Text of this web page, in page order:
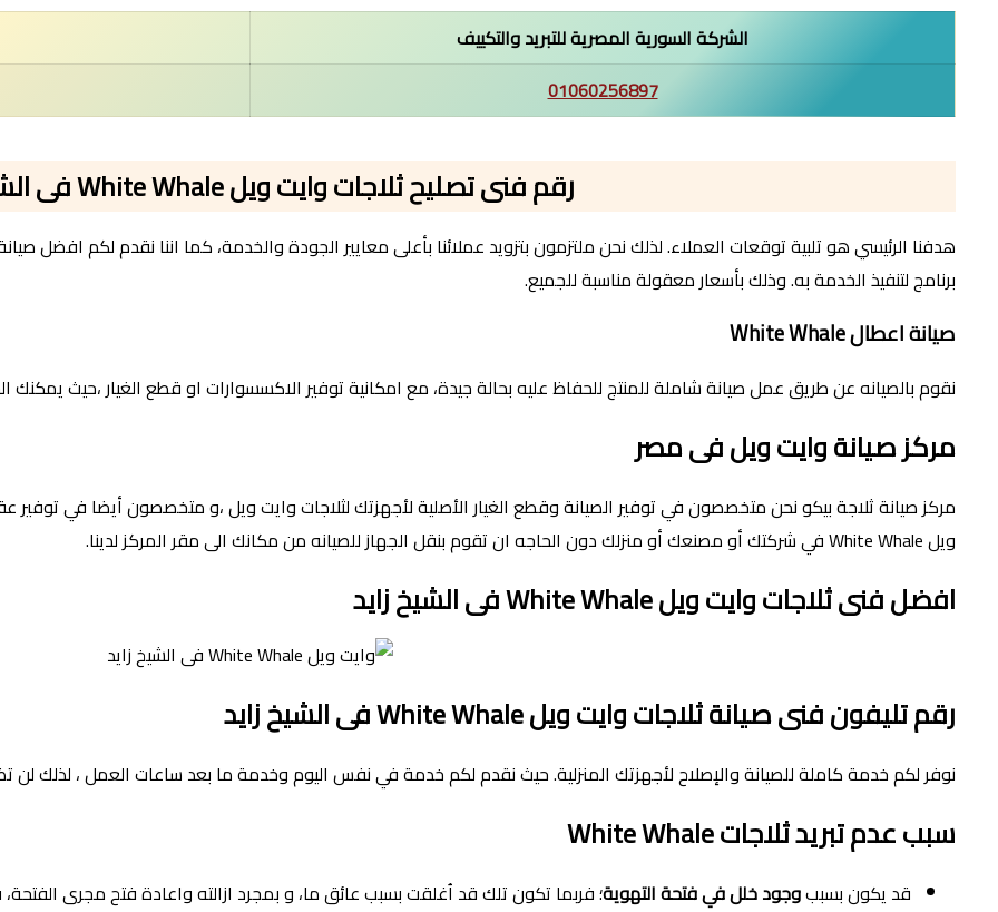
الشركة السورية المصرية للتبريد والتكييف
01060256897
رقم فنى تصليح ثلاجات وايت ويل White Whale فى الشيخ زايد
برنامج لتنفيذ الخدمة به. وذلك بأسعار معقولة مناسبة للجميع.
صيانة اعطال White Whale
نقوم بالصيانه عن طريق عمل صيانة شاملة للمنتج للحفاظ عليه بحالة جيدة، مع امكانية توفير الاكسسوارات او قطع الغيار ،حيث
مركز صيانة وايت ويل فى مصر
مركز صيانة ثلاجة بيكو نحن متخصصون في توفير الصيانة وقطع الغيار الأصلية لأجهزتك لثلاجات وايت ويل ،و متخصصون أيضا في توفير
ويل White Whale في شركتك أو مصنعك أو منزلك دون الحاجه ان تقوم بنقل الجهاز للصيانه من مكانك الى مقر المركز لدينا.
افضل فنى ثلاجات وايت ويل White Whale فى الشيخ زايد
رقم تليفون فنى صيانة ثلاجات وايت ويل White Whale فى الشيخ زايد
نوفر لكم خدمة كاملة للصيانة والإصلاح لأجهزتك المنزلية. حيث نقدم لكم خدمة في نفس اليوم وخدمة ما بعد ساعات العمل ، لذلك لن
سبب عدم تبريد ثلاجات White Whale
قد يكون بسببوجود خلل في فتحة التهوية؛ فربما تكون تلك قد اُغلقت بسبب عائق ما، و بمجرد ازالته واعادة فتح مجرى